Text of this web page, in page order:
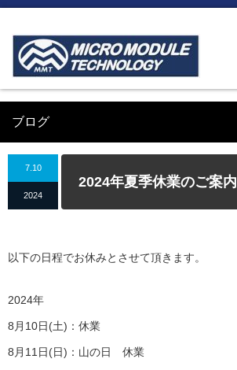
ブログ
7.10
2024
2024年夏季休業のご案内
以下の日程でお休みとさせて頂きます。
2024年
8月10日(土)：休業
8月11日(日)：山の日 休業